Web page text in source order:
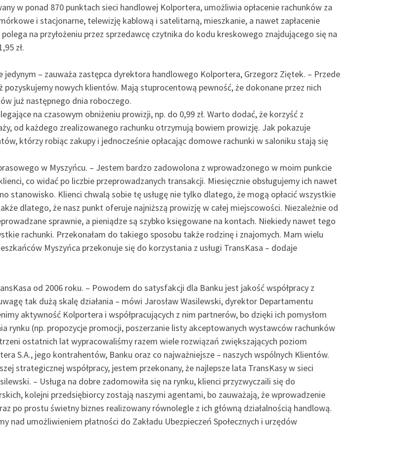
w ponad 870 punktach sieci handlowej Kolportera, umożliwia opłacenie rachunków za
i stacjonarne, telewizję kablową i satelitarną, mieszkanie, a nawet zapłacenie
na przyłożeniu przez sprzedawcę czytnika do kodu kreskowego znajdującego się na
zł.
jedynym – zauważa zastępca dyrektora handlowego Kolportera, Grzegorz Ziętek. – Przede
nowych klientów. Mają stuprocentową pewność, że dokonane przez nich
już następnego dnia roboczego.
na czasowym obniżeniu prowizji, np. do 0,99 zł. Warto dodać, że korzyść z
od każdego zrealizowanego rachunku otrzymują bowiem prowizję. Jak pokazuje
którzy robiąc zakupy i jednocześnie opłacając domowe rachunki w saloniku stają się
w Myszyńcu. – Jestem bardzo zadowolona z wprowadzonego w moim punkcie
co widać po liczbie przeprowadzanych transakcji. Miesięcznie obsługujemy ich nawet
stanowisko. Klienci chwalą sobie tę usługę nie tylko dlatego, że mogą opłacić wszystkie
dlatego, że nasz punkt oferuje najniższą prowizję w całej miejscowości. Niezależnie od
sprawnie, a pieniądze są szybko księgowane na kontach. Niekiedy nawet tego
rachunki. Przekonałam do takiego sposobu także rodzinę i znajomych. Mam wielu
Myszyńca przekonuje się do korzystania z usługi TransKasa – dodaje
od 2006 roku. – Powodem do satysfakcji dla Banku jest jakość współpracy z
tak dużą skalę działania – mówi Jarosław Wasilewski, dyrektor Departamentu
aktywność Kolportera i współpracujących z nim partnerów, bo dzięki ich pomysłom
rynku (np. propozycje promocji, poszerzanie listy akceptowanych wystawców rachunków
ostatnich lat wypracowaliśmy razem wiele rozwiązań zwiększających poziom
S.A., jego kontrahentów, Banku oraz co najważniejsze – naszych wspólnych Klientów.
strategicznej współpracy, jestem przekonany, że najlepsze lata TransKasy w sieci
– Usługa na dobre zadomowiła się na rynku, klienci przyzwyczaili się do
kolejni przedsiębiorcy zostają naszymi agentami, bo zauważają, że wprowadzenie
po prostu świetny biznes realizowany równolegle z ich główną działalnością handlową.
nad umożliwieniem płatności do Zakładu Ubezpieczeń Społecznych i urzędów